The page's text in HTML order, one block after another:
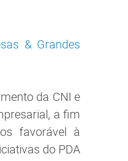
& Grandes
da CNI e
a fim
favorável à
do PDA